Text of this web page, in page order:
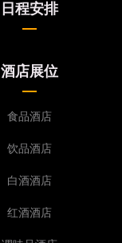
日程安排
酒店展位
食品酒店
饮品酒店
白酒酒店
红酒酒店